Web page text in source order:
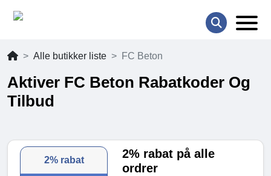
Alle butikker liste FC Beton
Aktiver FC Beton Rabatkoder Og
Tilbud
2% rabat
2% rabat på alle
ordrer